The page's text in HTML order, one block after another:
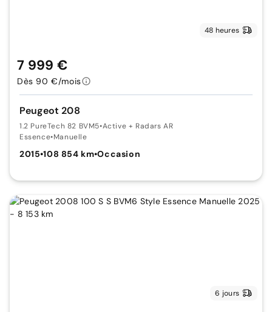
48 heures
Peugeot 208
1.2 PureTech 82 BVM5•Active + Radars AR
Essence•Manuelle
2015•108 854 km•Occasion
7 999 €
Dès 90 €/mois
6 jours